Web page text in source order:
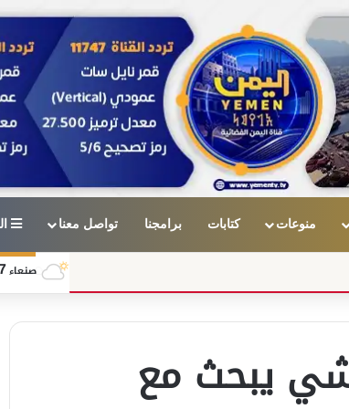
منوعات كتابات برامجنا تواصل معنا
صنعاء
يبحث مع